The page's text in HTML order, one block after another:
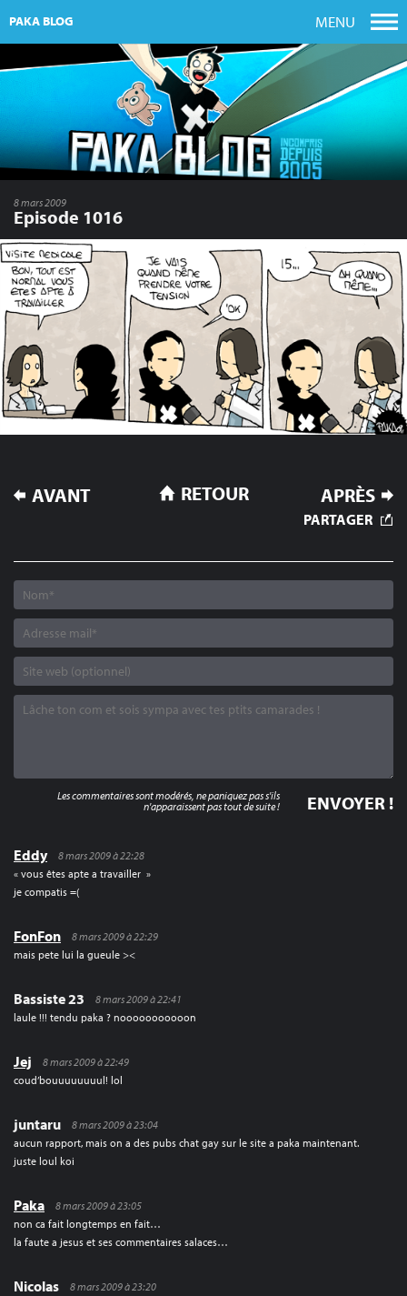
PAKA BLOG MENU
8 mars 2009
Episode 1016
NAVIGATION
DE
AVANT APRÈS
RETOUR
PARTAGER
Eddy
8 mars 2009 à 22:28
« vous êtes apte a travailler »
je compatis =(
FonFon
8 mars 2009 à 22:29
mais pete lui la gueule ><
Bassiste 23
8 mars 2009 à 22:41
laule !!! tendu paka ? nooooooooooon
Jej
8 mars 2009 à 22:49
coud’bouuuuuuuul! lol
juntaru
8 mars 2009 à 23:04
aucun rapport, mais on a des pubs chat gay sur le site a paka maintenant.
juste loul koi
Paka
8 mars 2009 à 23:05
non ca fait longtemps en fait…
la faute a jesus et ses commentaires salaces…
Nicolas
8 mars 2009 à 23:20
Les commentaires sont modérés, ne paniquez pas s'ils
n'apparaissent pas tout de suite !